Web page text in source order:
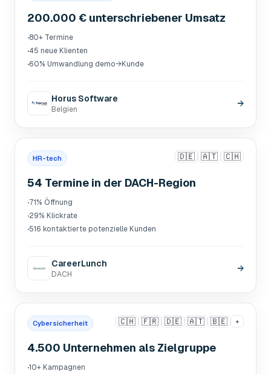
200.000 € unterschriebener Umsatz
·80+ Termine
·45 neue Klienten
·60% Umwandlung demo→Kunde
Horus Software
Belgien
→
HR-tech 🇩🇪 🇦🇹 🇨🇭
54 Termine in der DACH-Region
·71% Öffnung
·29% Klickrate
·516 kontaktierte potenzielle Kunden
CareerLunch
DACH
→
Cybersicherheit 🇨🇭 🇫🇷 🇩🇪 🇦🇹 🇧🇪 +
4.500 Unternehmen als Zielgruppe
·10+ Kampagnen